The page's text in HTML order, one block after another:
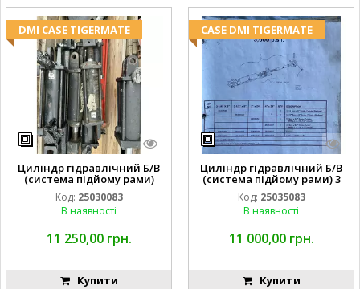
DMI CASE TIGERMATE
Циліндр гідравлічний Б/В
(система підйому рами)
3X8 87423768
Код: 25030083
В наявності
11 250,00 грн.
Купити
CASE DMI TIGERMATE
Циліндр гідравлічний Б/В
(система підйому рами) 3
1/2 84255910
Код: 25035083
В наявності
11 000,00 грн.
Купити